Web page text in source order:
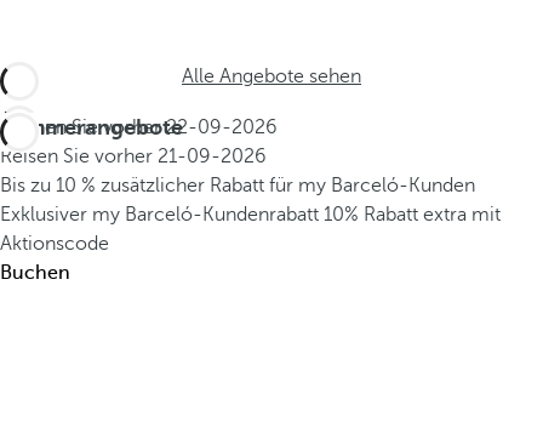
Alle Angebote sehen
Sommerangebote
Buchen Sie vorher22-09-2026
Reisen Sie vorher 21-09-2026
Bis zu 10 % zusätzlicher Rabatt für my Barceló-Kunden
Exklusiver my Barceló-Kundenrabatt 10% Rabatt extra mit
Aktionscode
Buchen